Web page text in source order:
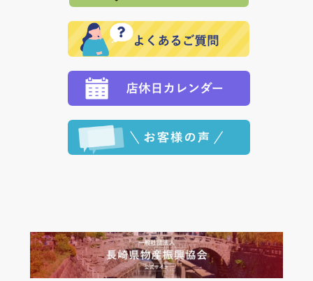
で、 それぞれ個別に送料が必要になります。
願いいたします。
※「クレジットカード」「PayPay」「楽天ペイ」を指
定された場合は、準備出来次第の便にてお送りいたし
ます。 （到着日指定をされている場合は、ご指定の日
程に合わせてお届けいたします。）